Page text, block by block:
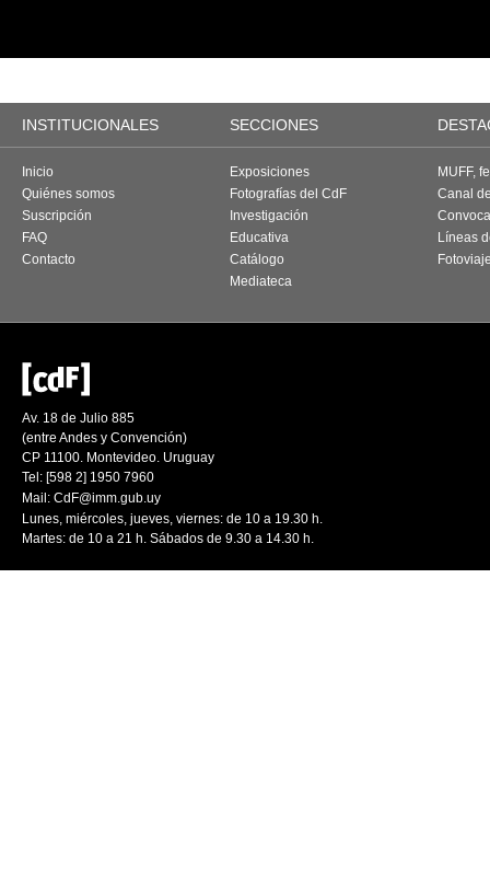
INSTITUCIONALES SECCIONES
Inicio
Quiénes somos
Suscripción
FAQ
Contacto
Exposiciones
Fotografías del CdF
Investigación
Educativa
Catálogo
Mediateca
MUFF,
Canal
Líneas
Av. 18 de Julio 885
(entre Andes y Convención)
CP 11100. Montevideo. Uruguay
Tel: [598 2] 1950 7960
Mail: CdF@imm.gub.uy
Lunes, miércoles, jueves, viernes: de 10 a 19.30 h.
Martes: de 10 a 21 h. Sábados de 9.30 a 14.30 h.